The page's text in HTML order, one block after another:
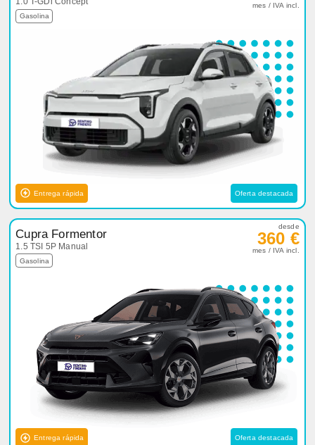
Gasolina
mes / IVA incl.
Entrega rápida Oferta destacada
Cupra Formentor
1.5 TSI 5P Manual
Gasolina
desde
360 €
mes / IVA incl.
Entrega rápida Oferta destacada